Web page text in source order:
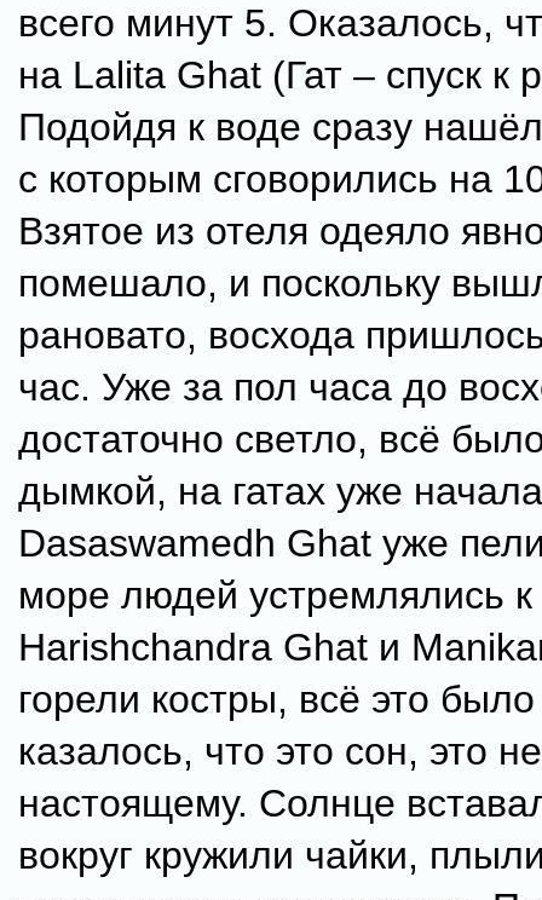
всего минут 5. Оказалось,
на Lalita Ghat (Гат – спуск к
Подойдя к воде сразу
с которым сговорились на
Взятое из отеля одеяло
помешало, и поскольку
рановато, восхода
час. Уже за пол часа до
достаточно светло, всё
дымкой, на гатах уже
Dasaswamedh Ghat уже
море людей устремлялись
Harishchandra Ghat и
горели костры, всё это было
казалось, что это сон, это
настоящему. Солнце
вокруг кружили чайки,